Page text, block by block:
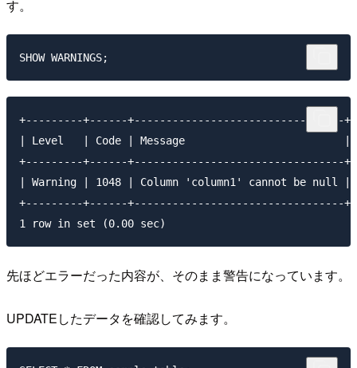
す。
+---------+------+---------------------------------+
| Level   | Code | Message                         |
+---------+------+---------------------------------+
| Warning | 1048 | Column 'column1' cannot be null |
+---------+------+---------------------------------+
先ほどエラーだった内容が、そのまま警告になっています。
UPDATEしたデータを確認してみます。